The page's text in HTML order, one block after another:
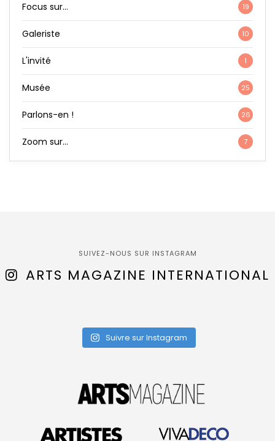
Focus sur… 19
Galeriste 10
L'invité 1
Musée 25
Parlons-en ! 26
Zoom sur… 7
SUIVEZ-NOUS SUR INSTAGRAM
ARTS MAGAZINE INTERNATIONAL
Suivre sur Instagram